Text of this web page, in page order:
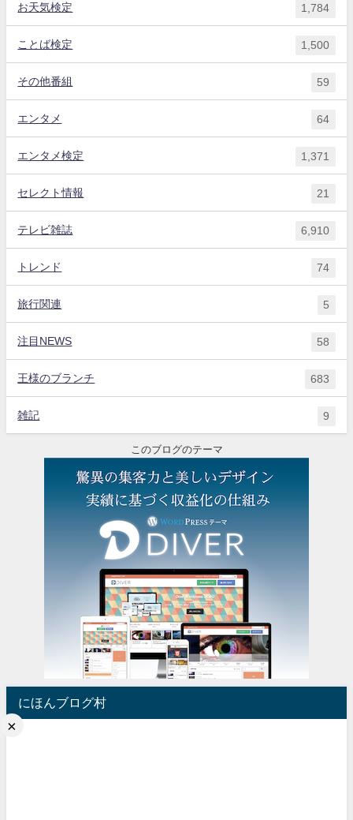
お天気検定 1,784
ことば検定 1,500
その他番組 59
エンタメ 64
エンタメ検定 1,371
セレクト情報 21
テレビ雑誌 6,910
トレンド 74
旅行関連 5
注目NEWS 58
王様のブランチ 683
雑記 9
このブログのテーマ
にほんブログ村
×